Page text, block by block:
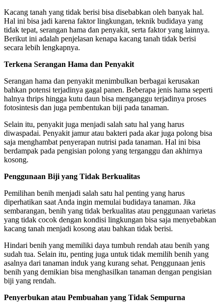
Kacang tanah yang tidak berisi bisa disebabkan oleh banyak hal.
Hal ini bisa jadi karena faktor lingkungan, teknik budidaya yang
tidak tepat, serangan hama dan penyakit, serta faktor yang lainnya.
Berikut ini adalah penjelasan kenapa kacang tanah tidak berisi
secara lebih lengkapnya.
Terkena Serangan Hama dan Penyakit
Serangan hama dan penyakit menimbulkan berbagai kerusakan
bahkan potensi terjadinya gagal panen. Beberapa jenis hama seperti
halnya thrips hingga kutu daun bisa menganggu terjadinya proses
fotosintesis dan juga pembentukan biji pada tanaman.
Selain itu, penyakit juga menjadi salah satu hal yang harus
diwaspadai. Penyakit jamur atau bakteri pada akar juga polong bisa
saja menghambat penyerapan nutrisi pada tanaman. Hal ini bisa
berdampak pada pengisian polong yang terganggu dan akhirnya
kosong.
Penggunaan Biji yang Tidak Berkualitas
Pemilihan benih menjadi salah satu hal penting yang harus
diperhatikan saat Anda ingin memulai budidaya tanaman. Jika
sembarangan, benih yang tidak berkualitas atau penggunaan varietas
yang tidak cocok dengan kondisi lingkungan bisa saja menyebabkan
kacang tanah menjadi kosong atau bahkan tidak berisi.
Hindari benih yang memiliki daya tumbuh rendah atau benih yang
sudah tua. Selain itu, penting juga untuk tidak memilih benih yang
asalnya dari tanaman induk yang kurang sehat. Penggunaan jenis
benih yang demikian bisa menghasilkan tanaman dengan pengisian
biji yang rendah.
Penyerbukan atau Pembuahan yang Tidak Sempurna